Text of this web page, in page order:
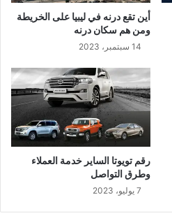
أين تقع درنه في ليبيا على الخريطة
ومن هم سكان درنه
14 سبتمبر، 2023
رقم تويوتا الساير خدمة العملاء
وطرق التواصل
7 يوليو، 2023